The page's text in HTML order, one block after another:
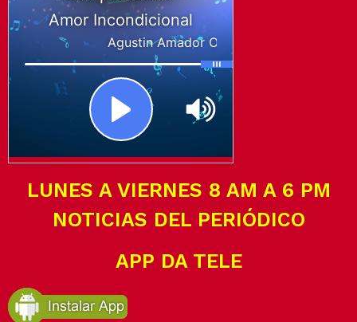
LUNES A VIERNES 8 AM A 6 PM
NOTICIAS DEL PERIÓDICO
APP DA TELE